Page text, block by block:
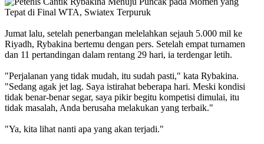
Jumat lalu, setelah penerbangan melelahkan sejauh 5.000 mil ke
Riyadh, Rybakina bertemu dengan pers. Setelah empat turnamen
dan 11 pertandingan dalam rentang 29 hari, ia terdengar letih.
"Perjalanan yang tidak mudah, itu sudah pasti," kata Rybakina.
"Sedang agak jet lag. Saya istirahat beberapa hari. Meski kondisi
tidak benar-benar segar, saya pikir begitu kompetisi dimulai, itu
tidak masalah, Anda berusaha melakukan yang terbaik."
"Ya, kita lihat nanti apa yang akan terjadi."